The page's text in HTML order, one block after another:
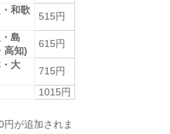
和歌
515円
島
高知)
615円
大
715円
1015円
円が追加されま